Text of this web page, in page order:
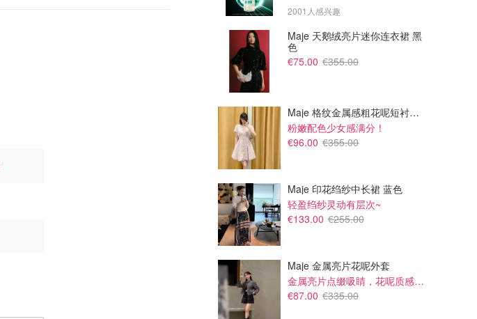
2001人感兴趣
Maje 天鹅绒亮片迷你连衣裙 黑
色
€75.00 €355.00
Maje 格纹金属感粗花呢短衬衫裙
粉嫩配色少女感满分！
€96.00 €355.00
Maje 印花绉纱中长裙 蓝色
轻盈绉纱灵动有层次~
€133.00 €255.00
Maje 金属亮片花呢外套
金属亮片点缀吸睛，花呢质感高级又显贵
€87.00 €335.00